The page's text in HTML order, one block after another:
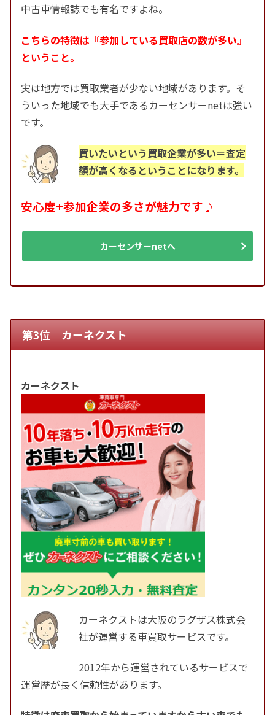
中古車情報誌でも有名ですよね。
こちらの特徴は『参加している買取店の数が多い』
ということ。
実は地方では買取業者が少ない地域があります。そ
ういった地域でも大手であるカーセンサーnetは強い
です。
買いたいという買取企業が多い＝査定
額が高くなるということになります。
安心度+参加企業の多さが魅力です♪
カーセンサーnetへ
第3位 カーネクスト
カーネクスト
カーネクストは大阪のラグザス株式会
社が運営する車買取サービスです。
2012年から運営されているサービスで
運営歴が長く信頼性があります。